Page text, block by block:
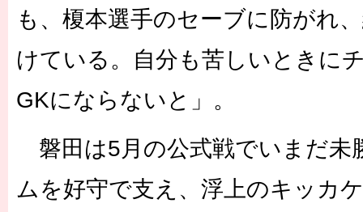
も、榎本選手のセーブに防がれ
けている。自分も苦しいときに
GKにならないと」。
磐田は5月の公式戦でいまだ未
ムを好守で支え、浮上のキッカ